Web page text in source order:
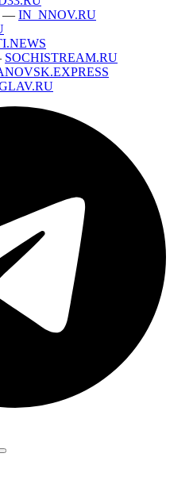
— IN_NNOV.RU
SOCHISTREAM.RU